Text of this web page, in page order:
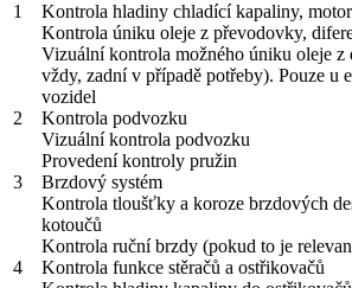
1
Kontrola hladiny chladící kapaliny,
Kontrola úniku oleje z převodovky,
Vizuální kontrola možného úniku oleje z
vždy, zadní v případě potřeby). Pouze u
vozidel
2
Kontrola podvozku
Vizuální kontrola podvozku
Provedení kontroly pružin
3
Brzdový systém
Kontrola tloušťky a koroze brzdových
kotoučů
Kontrola ruční brzdy (pokud to je
4
Kontrola funkce stěračů a ostřikovačů